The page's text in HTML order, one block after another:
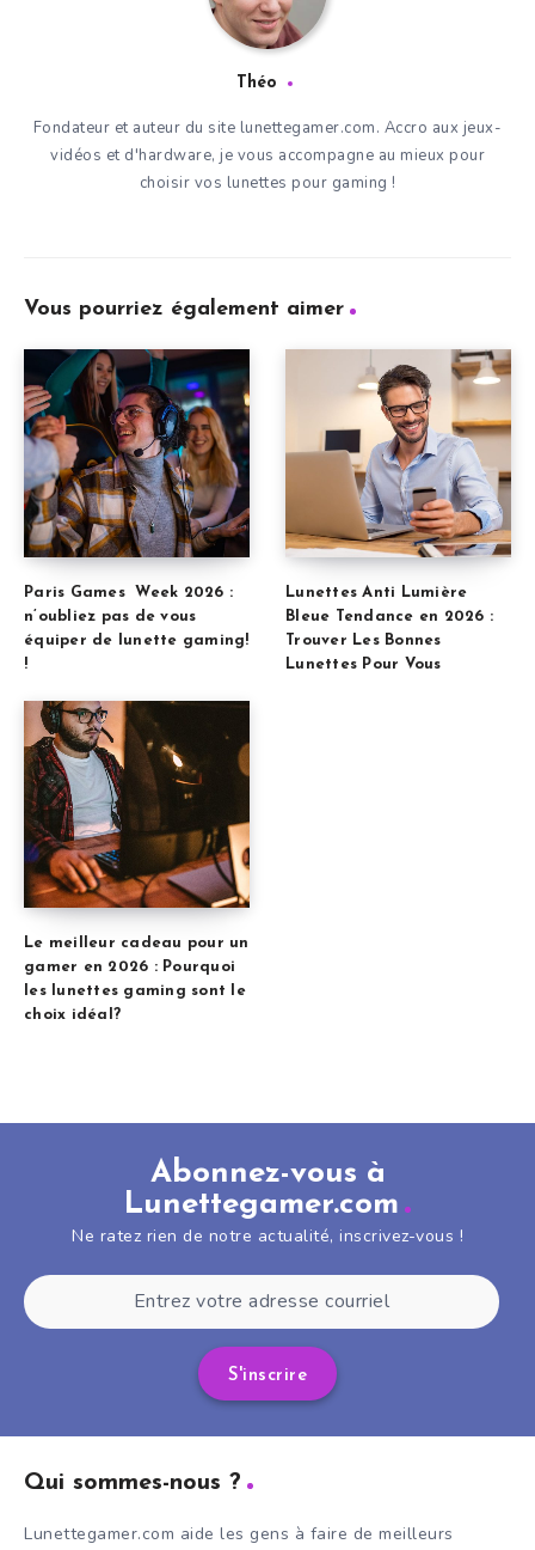
Théo
Fondateur et auteur du site lunettegamer.com. Accro aux jeux-
vidéos et d'hardware, je vous accompagne au mieux pour
choisir vos lunettes pour gaming !
Vous pourriez également aimer
Paris Games Week 2026 :
n’oubliez pas de vous
équiper de lunette gaming!
!
Lunettes Anti Lumière
Bleue Tendance en 2026 :
Trouver Les Bonnes
Lunettes Pour Vous
Le meilleur cadeau pour un
gamer en 2026 : Pourquoi
les lunettes gaming sont le
choix idéal?
Abonnez-vous à
Lunettegamer.com
Ne ratez rien de notre actualité, inscrivez-vous !
S'inscrire
Qui sommes-nous ?
Lunettegamer.com aide les gens à faire de meilleurs